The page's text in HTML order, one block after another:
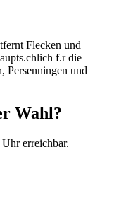
Flecken und
f.r die
Persenningen und
Wahl?
erreichbar.